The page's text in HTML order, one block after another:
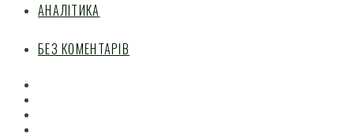
АНАЛІТИКА
БЕЗ КОМЕНТАРІВ